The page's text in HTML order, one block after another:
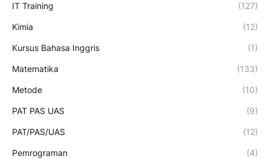
IT Training (127)
Kimia (12)
Kursus Bahasa Inggris (1)
Matematika (133)
Metode (10)
PAT PAS UAS (9)
PAT/PAS/UAS (12)
Pemrograman (4)